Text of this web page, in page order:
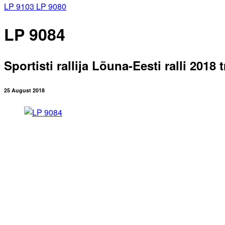
LP 9103 LP 9080
LP 9084
Sportisti rallija Lõuna-Eesti ralli 2018
25 August 2018